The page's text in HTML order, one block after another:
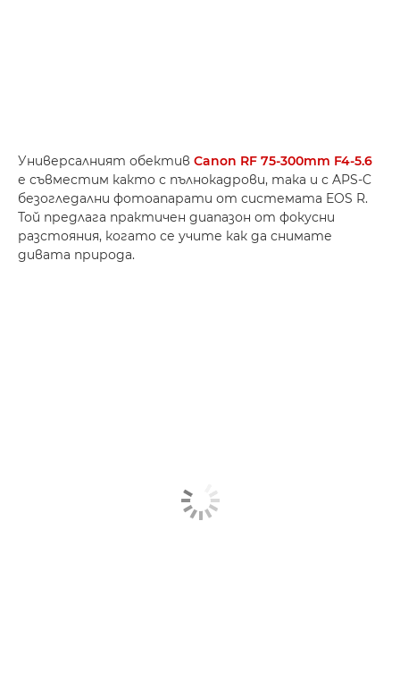
Универсалният обектив Canon RF 75-300mm F4-5.6
е съвместим както с пълнокадрови, така и с APS-C
безогледални фотоапарати от системата EOS R.
Той предлага практичен диапазон от фокусни
разстояния, когато се учите как да снимате
дивата природа.